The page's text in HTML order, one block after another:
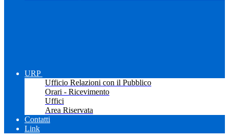
URP
Ufficio Relazioni con il Pubblico
Orari - Ricevimento
Uffici
Area Riservata
Contatti
Link